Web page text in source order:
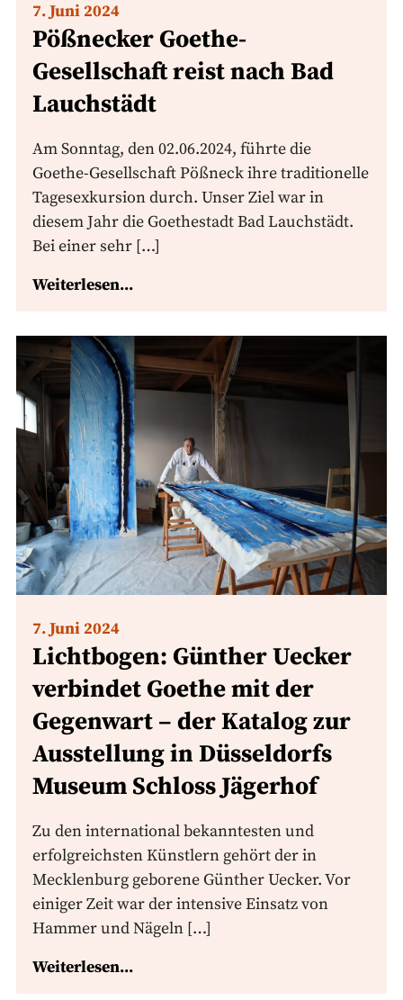
7. Juni 2024
Pößnecker Goethe-
Gesellschaft reist nach Bad
Lauchstädt
Am Sonntag, den 02.06.2024, führte die
Goethe-Gesellschaft Pößneck ihre traditionelle
Tagesexkursion durch. Unser Ziel war in
diesem Jahr die Goethestadt Bad Lauchstädt.
Bei einer sehr […]
Weiterlesen...
7. Juni 2024
Lichtbogen: Günther Uecker
verbindet Goethe mit der
Gegenwart – der Katalog zur
Ausstellung in Düsseldorfs
Museum Schloss Jägerhof
Zu den international bekanntesten und
erfolgreichsten Künstlern gehört der in
Mecklenburg geborene Günther Uecker. Vor
einiger Zeit war der intensive Einsatz von
Hammer und Nägeln […]
Weiterlesen...